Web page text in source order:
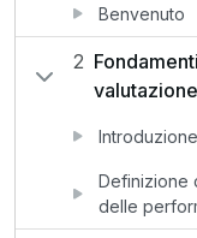
Benvenuto
2
Definizione
delle